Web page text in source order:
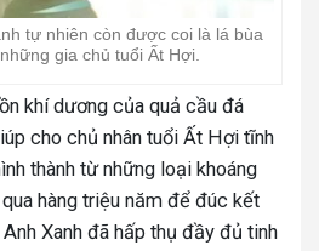
tự nhiên còn được coi là lá bùa
gia chủ tuổi Ất Hợi.
khí dương của quả cầu đá
cho chủ nhân tuổi Ất Hợi tĩnh
thành từ những loại khoáng
hàng triệu năm để đúc kết
Xanh đã hấp thụ đầy đủ tinh